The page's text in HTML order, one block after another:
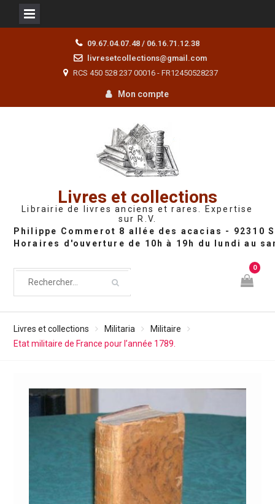
09.67.04.07.48 / 06.16.71.12.38
livresetcollections@gmail.com
RCS 450 528 237 00016 - FR12450528237
Mon compte
Livres et collections
Librairie de livres anciens et rares. Expertise
sur R.V.
0
Livres et collections Militaria
Militaire
Etat militaire de France pour l’année 1789.